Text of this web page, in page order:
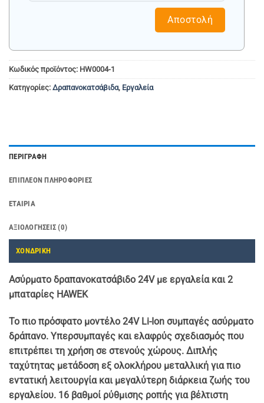
Αποστολή
Κωδικός προϊόντος: HW0004-1
Κατηγορίες: Δραπανοκατσάβιδα, Εργαλεία
ΠΕΡΙΓΡΑΦΉ
ΕΠΙΠΛΈΟΝ ΠΛΗΡΟΦΟΡΊΕΣ
ΕΤΑΙΡΊΑ
ΑΞΙΟΛΟΓΉΣΕΙΣ (0)
ΧΟΝΔΡΙΚΗ
Ασύρματο δραπανοκατσάβιδο 24V με εργαλεία και 2
μπαταρίες HAWEK
Το πιο πρόσφατο μοντέλο 24V Li-Ion συμπαγές ασύρματο
δράπανο. Υπερσυμπαγές και ελαφρύς σχεδιασμός που
επιτρέπει τη χρήση σε στενούς χώρους. Διπλής
ταχύτητας μετάδοση εξ ολοκλήρου μεταλλική για πιο
εντατική λειτουργία και μεγαλύτερη διάρκεια ζωής του
εργαλείου. 16 βαθμοί ρύθμισης ροπής για βέλτιστη